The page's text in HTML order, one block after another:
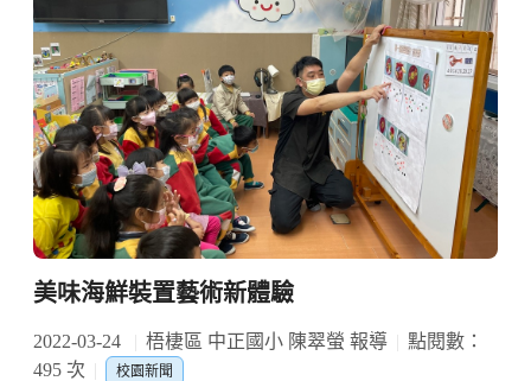
美味海鮮裝置藝術新體驗
2022-03-24 梧棲區 中正國小 陳翠螢 報導
點閱數：
495 次
校園新聞